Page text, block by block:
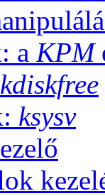
a KPM
kdiskfree
ksysv